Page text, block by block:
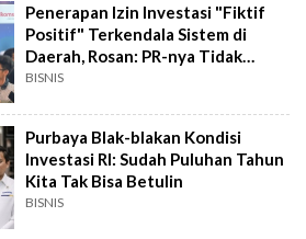
Penerapan Izin Investasi "Fiktif
Positif" Terkendala Sistem di
Daerah, Rosan: PR-nya Tidak
Mudah!
BISNIS
Purbaya Blak-blakan Kondisi
Investasi RI: Sudah Puluhan Tahun
Kita Tak Bisa Betulin
BISNIS